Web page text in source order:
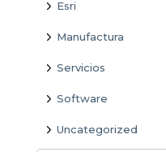
Esri
Manufactura
Servicios
Software
Uncategorized